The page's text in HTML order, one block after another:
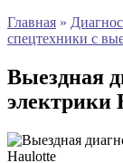
Главная »
спецтехники с
Выездная
электрики